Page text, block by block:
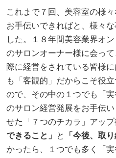
これまで７回、美容室の様
お手伝いできればと、様々
した。１８年間美容業界オ
のサロンオーナー様に会っ
際に経営をされている皆様
も「客観的」だからこそ役
ので、その中の１つでも「
のサロン経営発展をお手伝
せた「７つのチカラ」アップ
できること」
と 「今後、取
かったら、１つでも多く「実